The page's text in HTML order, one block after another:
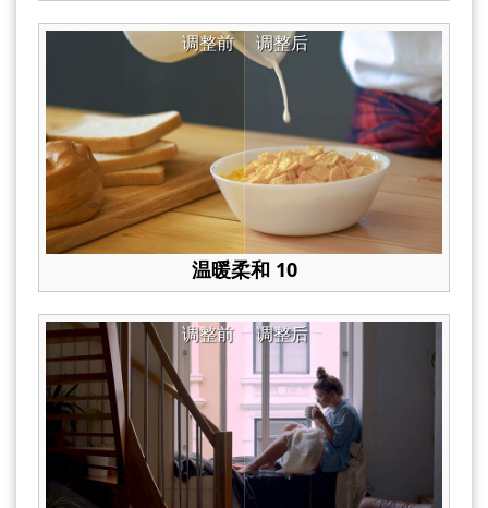
调整后
调整前
温暖柔和 10
调整后
调整前